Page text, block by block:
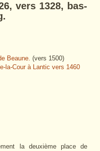
vers 1328, bas-
Beaune. (vers 1500)
la-Cour à Lantic vers 1460
la deuxième place de